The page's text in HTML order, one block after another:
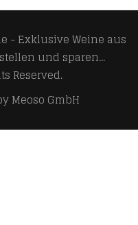
- Exklusive Weine aus
und sparen...
Reserved.
Meoso GmbH